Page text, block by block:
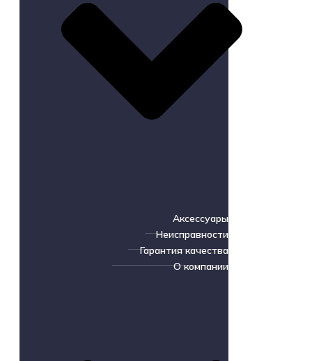
Аксессуары
Неисправности
Гарантия качества
О компании